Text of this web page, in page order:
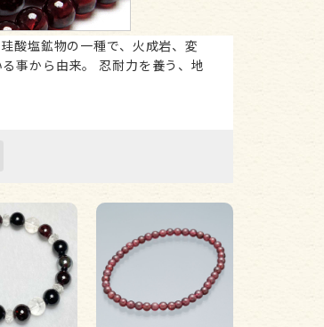
酸塩鉱物の一種で、火成岩、変
事から由来。 忍耐力を養う、地